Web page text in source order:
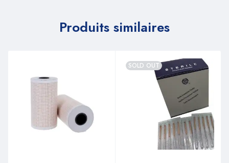
Produits similaires
SOLD OUT